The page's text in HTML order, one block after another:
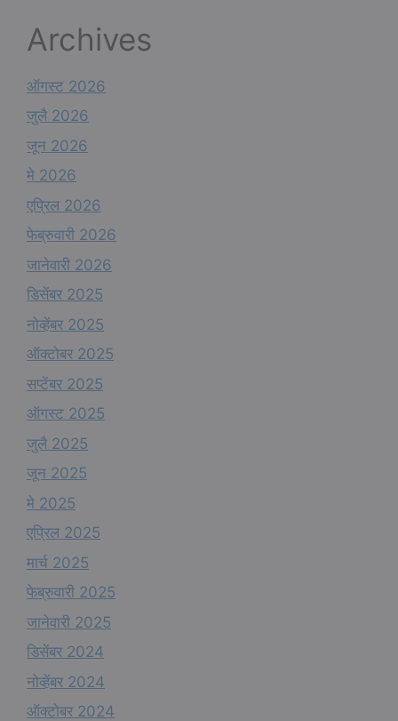
Archives
ऑगस्ट 2026
जुलै 2026
जून 2026
मे 2026
एप्रिल 2026
फेब्रुवारी 2026
जानेवारी 2026
डिसेंबर 2025
नोव्हेंबर 2025
ऑक्टोबर 2025
सप्टेंबर 2025
ऑगस्ट 2025
जुलै 2025
जून 2025
मे 2025
एप्रिल 2025
मार्च 2025
फेब्रुवारी 2025
जानेवारी 2025
डिसेंबर 2024
नोव्हेंबर 2024
ऑक्टोबर 2024